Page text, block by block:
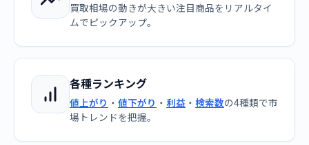
買取相場の動きが大きい注目商品をリアルタイ
ムでピックアップ。
各種ランキング
値上がり ・ 値下がり ・ 利益 ・ 検索数の4種類で市
場トレンドを把握。